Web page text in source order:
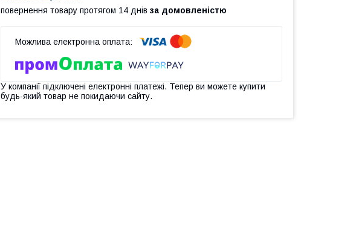
повернення товару протягом 14 днів за домовленістю
У компанії підключені електронні платежі. Тепер ви можете купити
будь-який товар не покидаючи сайту.